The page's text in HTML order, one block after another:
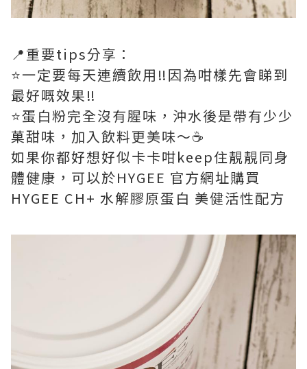
📍重要tips分享：
⭐️一定要每天連續飲用‼️因為咁樣先會睇到
最好嘅效果‼️
⭐️蛋白粉完全沒有腥味，沖水後是帶有少少
菓甜味，加入飲料更美味～☕️
如果你都好想好似卡卡咁keep住靚靚同身
體健康，可以於HYGEE 官方網址購買
HYGEE CH+ 水解膠原蛋白 美健活性配方